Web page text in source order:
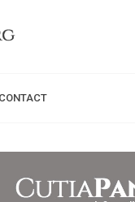
CONTACT